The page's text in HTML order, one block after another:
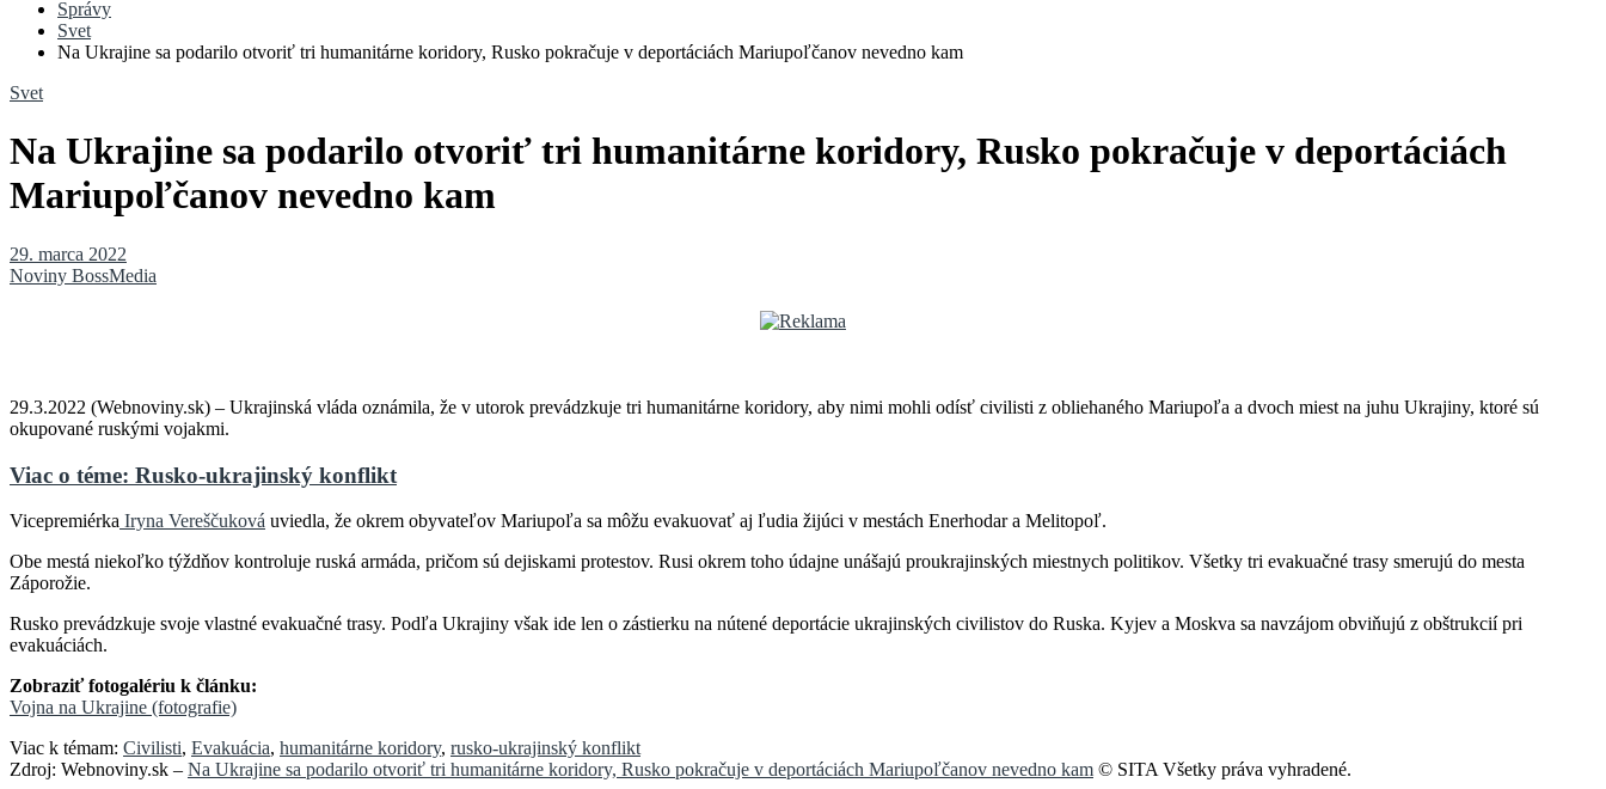
Správy
Svet
Na Ukrajine sa podarilo otvoriť tri humanitárne koridory, Rusko pokračuje v deportáciách Mariupoľčanov nevedno kam
Svet
Na Ukrajine sa podarilo otvoriť tri humanitárne koridory, Rusko pokračuje v deportáciách
Mariupoľčanov nevedno kam
29. marca 2022
Noviny BossMedia
29.3.2022 (Webnoviny.sk) – Ukrajinská vláda oznámila, že v utorok prevádzkuje tri humanitárne koridory, aby nimi mohli odísť civilisti z obliehaného Mariupoľa a dvoch miest na juhu Ukrajiny, ktoré sú
okupované ruskými vojakmi.
Viac o téme: Rusko-ukrajinský konflikt
Vicepremiérka Iryna Vereščuková uviedla, že okrem obyvateľov Mariupoľa sa môžu evakuovať aj ľudia žijúci v mestách Enerhodar a Melitopoľ.
Obe mestá niekoľko týždňov kontroluje ruská armáda, pričom sú dejiskami protestov. Rusi okrem toho údajne unášajú proukrajinských miestnych politikov. Všetky tri evakuačné trasy smerujú do mesta
Záporožie.
Rusko prevádzkuje svoje vlastné evakuačné trasy. Podľa Ukrajiny však ide len o zástierku na nútené deportácie ukrajinských civilistov do Ruska. Kyjev a Moskva sa navzájom obviňujú z obštrukcií pri
evakuáciách.
Zobraziť fotogalériu k článku:
Vojna na Ukrajine (fotografie)
Viac k témam: Civilisti, Evakuácia, humanitárne koridory, rusko-ukrajinský konflikt
Zdroj: Webnoviny.sk – Na Ukrajine sa podarilo otvoriť tri humanitárne koridory, Rusko pokračuje v deportáciách Mariupoľčanov nevedno kam © SITA Všetky práva vyhradené.